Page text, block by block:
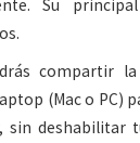
Su
compartir
(Mac o PC)
sin deshabilitar